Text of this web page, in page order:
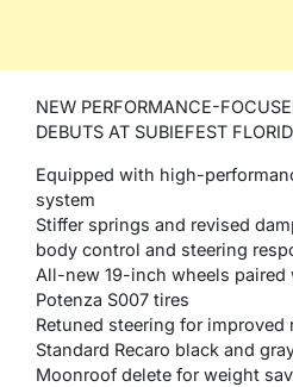
NEW PERFORMANCE-
DEBUTS AT SUBIEFEST
Equipped with high-
system
Stiffer springs and revised
body control and steering
All-new 19-inch wheels paired
Potenza S007 tires
Retuned steering for improved
Standard Recaro black and
Moonroof delete for weight